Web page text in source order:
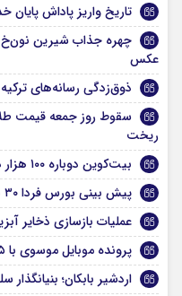
تاریخ واریز پاداش
چهره جذاب شیرین نون‌خ
عکس
ذوق‌زدگی رسانه‌های ترکیه
سقوط روز جمعه قیمت طلا
ریخت
بیت‌کوین دوباره ۱۰۰ هزار دلاری شد
پیش بینی بورس فردا ۳۰ بهمن با سیگنال همتی
عملیات بازسازی ذخایر
پرونده موبایل موسوی با ۵هزار شاکی به‌زودی به نتیجه می‌رسد
اردشیر بابکان؛ بنیانگذار